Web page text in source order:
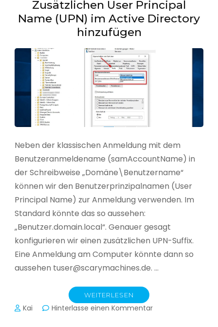
Zusätzlichen User Principal
Name (UPN) im Active Directory
hinzufügen
Neben der klassischen Anmeldung mit dem
Benutzeranmeldename (samAccountName) in
der Schreibweise „Domäne\Benutzername“
können wir den Benutzerprinzipalnamen (User
Principal Name) zur Anmeldung verwenden. Im
Standard könnte das so aussehen:
„Benutzer.domain.local“. Genauer gesagt
konfigurieren wir einen zusätzlichen UPN-Suffix.
Eine Anmeldung am Computer könnte dann so
aussehen tuser@scarymachines.de. …
WEITERLESEN
Kai Hinterlasse einen Kommentarzu